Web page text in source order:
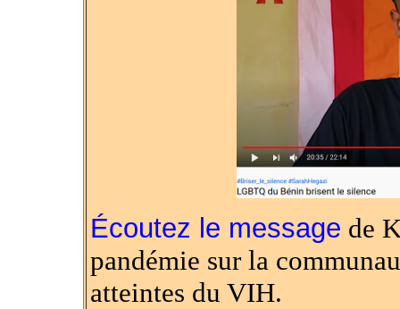
Écoutez le message de
pandémie sur la
atteintes du VIH.